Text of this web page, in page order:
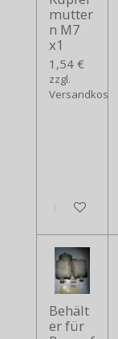
mutter
n M7
x1
1,54 €
zzgl.
Versandkosten
In den
Behält
er für